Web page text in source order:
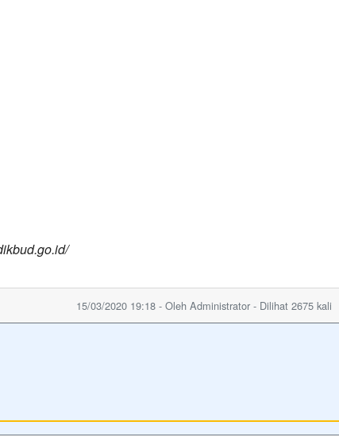
15/03/2020 19:18 - Oleh Administrator - Dilihat 2675 kali